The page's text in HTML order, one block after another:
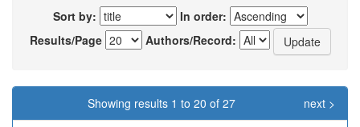
Sort by:
In order:
Results/Page
Authors/Record:
Showing results 1 to 20 of 27
next >